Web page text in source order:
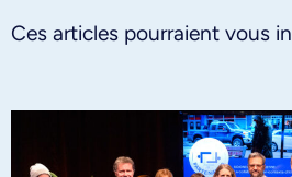
Ces articles pourraient vous